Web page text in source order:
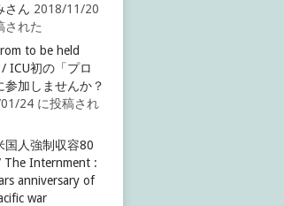
さん 2018/11/20
された
to be held
ICU初の「プロ
参加しませんか？
24 に投稿され
国人強制収容80
The Internment :
anniversary of
war